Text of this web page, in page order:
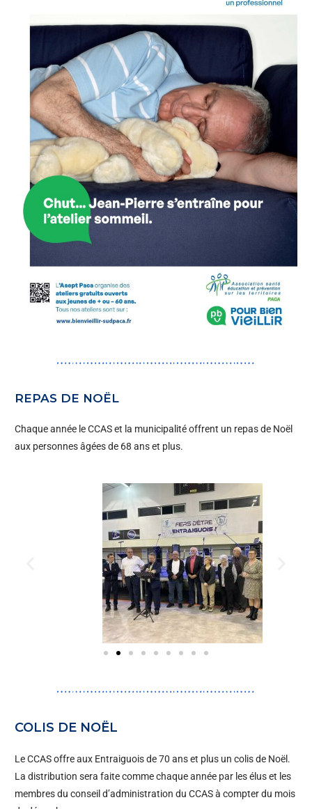
REPAS DE NOËL
Chaque année le CCAS et la municipalité offrent un repas de Noël
aux personnes âgées de 68 ans et plus.
COLIS DE NOËL
Le CCAS offre aux Entraiguois de 70 ans et plus un colis de Noël.
La distribution sera faite comme chaque année par les élus et les
membres du conseil d’administration du CCAS à compter du mois